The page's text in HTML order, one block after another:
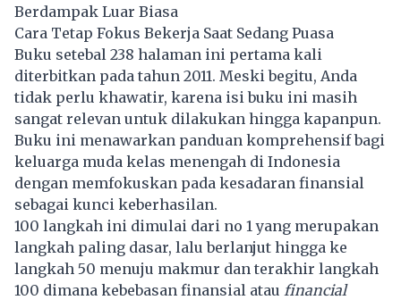
Berdampak Luar Biasa
Cara Tetap Fokus Bekerja Saat Sedang Puasa
Buku setebal 238 halaman ini pertama kali
diterbitkan pada tahun 2011. Meski begitu, Anda
tidak perlu khawatir, karena isi buku ini masih
sangat relevan untuk dilakukan hingga kapanpun.
Buku ini menawarkan panduan komprehensif bagi
keluarga muda kelas menengah di Indonesia
dengan memfokuskan pada kesadaran finansial
sebagai kunci keberhasilan.
100 langkah ini dimulai dari no 1 yang merupakan
langkah paling dasar, lalu berlanjut hingga ke
langkah 50 menuju makmur dan terakhir langkah
100 dimana kebebasan finansial atau financial